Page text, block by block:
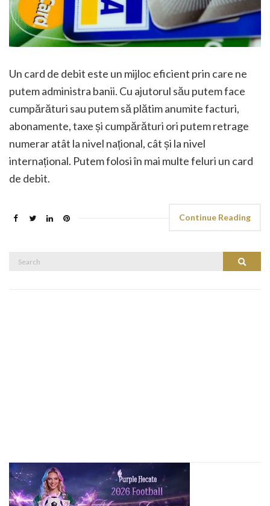
Un card de debit este un mijloc eficient prin care ne
putem administra banii. Cu ajutorul său putem face
cumpărături sau putem să plătim anumite facturi,
abonamente, taxe și cumpărături ori putem retrage
numerar atât la nivel național, cât și la nivel
internațional. Putem folosi în mai multe feluri un card
de debit.
Continue Reading
Search